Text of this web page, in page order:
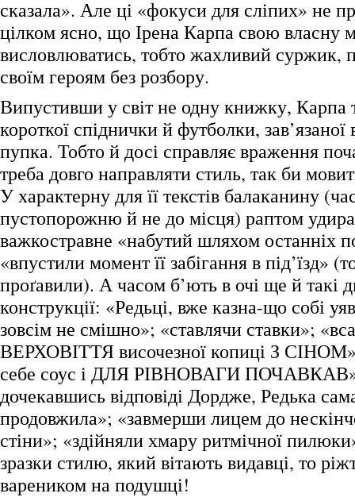
сказала». Але ці «фокуси для сліпих» не
цілком ясно, що Ірена Карпа свою власну
висловлюватись, тобто жахливий суржик,
своїм героям без розбору.
Випустивши у світ не одну книжку, Карпа
короткої спіднички й футболки,
пупка. Тобто й досі справляє враження
треба довго направляти стиль, так би
У характерну для її текстів балаканину
пустопорожню й не до місця) раптом
важкостравне «набутий шляхом останніх
«впустили момент її забігання в під’їзд»
проґавили). А часом б’ють в очі ще й такі
конструкції: «Редьці, вже казна-що собі
зовсім не смішно»; «ставлячи ставки»;
ВЕРХОВІТТЯ височезної копиці З
себе соус і ДЛЯ РІВНОВАГИ
дочекавшись відповіді Дордже, Редька
продовжила»; «завмерши лицем до
стіни»; «здійняли хмару ритмічної
зразки стилю, який вітають видавці, то
вареником на подушці!